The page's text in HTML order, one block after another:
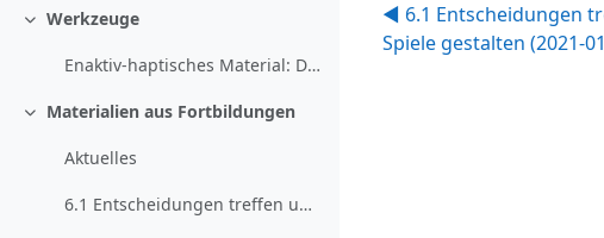
Einklappen
Werkzeuge
Enaktiv-haptisches Material: Das Spiel mit dem ...
Einklappen
Materialien aus Fortbildungen
Aktuelles
6.1 Entscheidungen treffen und Spiele gestalten (2021-01-13)
◀︎ 6.1 Entscheidungen
Spiele gestalten (2021-